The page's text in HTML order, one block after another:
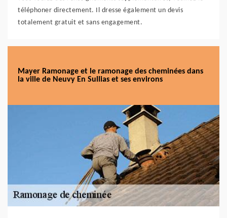
téléphoner directement. Il dresse également un devis
totalement gratuit et sans engagement.
Mayer Ramonage et le ramonage des cheminées dans
la ville de Neuvy En Sullias et ses environs